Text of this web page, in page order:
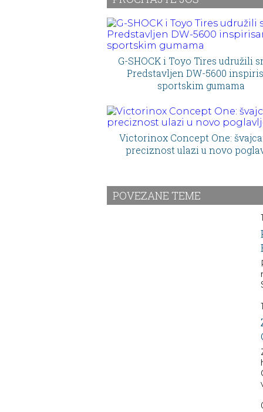
G-SHOCK i Toyo Tires udružili
Predstavljen DW-5600
sportskim gumama
Victorinox Concept One:
preciznost ulazi u novo
POVEZANE TEME